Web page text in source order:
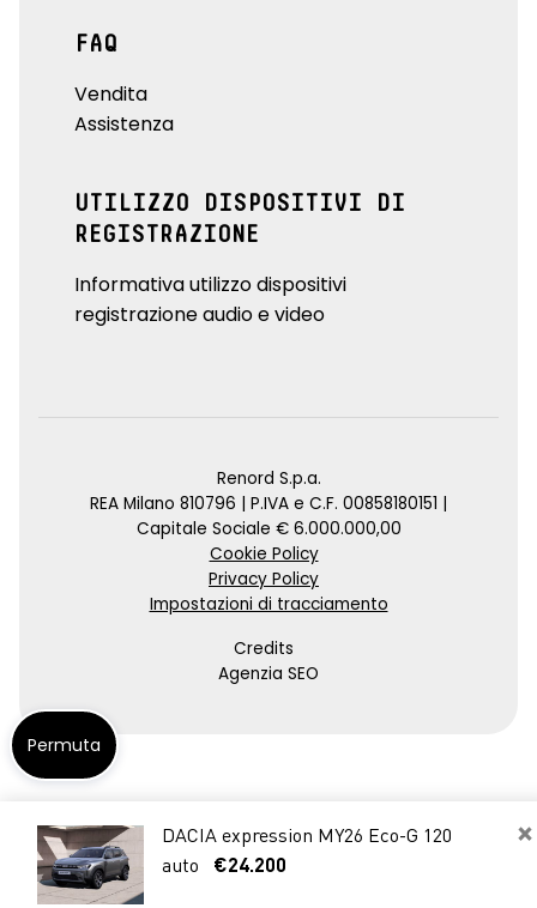
×
DACIA expression MY26 Eco-G 120
auto
€24.200
FAQ
Vendita
Assistenza
UTILIZZO DISPOSITIVI DI
REGISTRAZIONE
Informativa utilizzo dispositivi
registrazione audio e video
Renord S.p.a.
REA Milano 810796 | P.IVA e C.F. 00858180151 |
Capitale Sociale € 6.000.000,00
Cookie Policy
Privacy Policy
Impostazioni di tracciamento
Credits
Agenzia SEO
Permuta